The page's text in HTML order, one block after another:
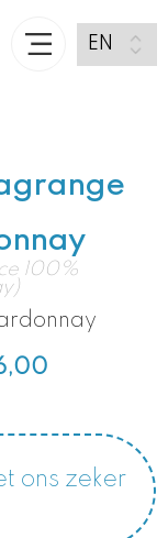
100%
ons zeker